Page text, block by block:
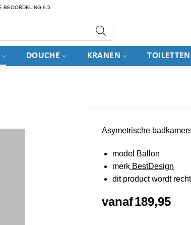
BEOORDELING 9.5
DOUCHE KRANEN TOILETTEN
Asymetrische
model Ballon
merkBestDesign
dit product wordt
vanaf189,95